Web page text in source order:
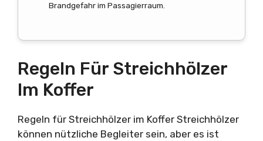
Brandgefahr im Passagierraum.
Regeln Für Streichhölzer
Im Koffer
Regeln für Streichhölzer im Koffer Streichhölzer
können nützliche Begleiter sein, aber es ist